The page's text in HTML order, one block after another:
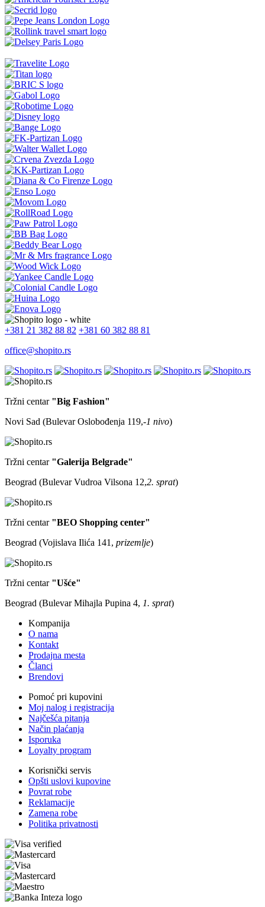
+381 21 382 88 82 +381 60 382 88 81
office@shopito.rs
Tržni centar "Big Fashion"
Novi Sad (Bulevar Oslobođenja 119,-1 nivo)
Tržni centar "Galerija Belgrade"
Beograd (Bulevar Vudroa Vilsona 12,2. sprat)
Tržni centar "BEO Shopping center"
Beograd (Vojislava Ilića 141, prizemlje)
Tržni centar "Ušće"
Beograd (Bulevar Mihajla Pupina 4, 1. sprat)
Kompanija
O nama
Kontakt
Prodajna mesta
Članci
Brendovi
Pomoć pri kupovini
Moj nalog i registracija
Najčešća pitanja
Način plaćanja
Isporuka
Loyalty program
Korisnički servis
Opšti uslovi kupovine
Povrat robe
Reklamacije
Zamena robe
Politika privatnosti